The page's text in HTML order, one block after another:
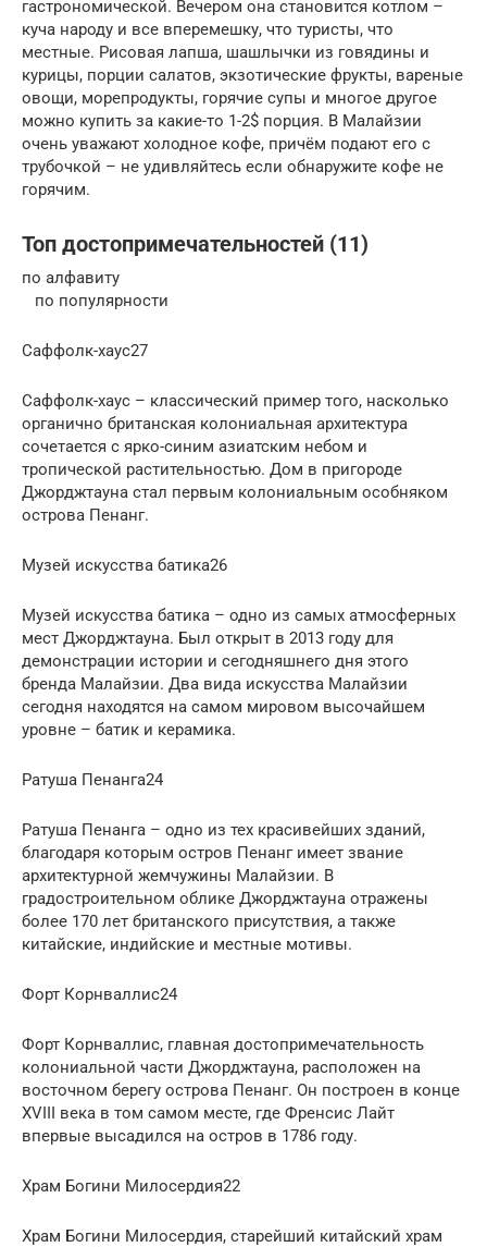
гастрономической. Вечером она становится котлом –
куча народу и все вперемешку, что туристы, что
местные. Рисовая лапша, шашлычки из говядины и
курицы, порции салатов, экзотические фрукты, вареные
овощи, морепродукты, горячие супы и многое другое
можно купить за какие-то 1-2$ порция. В Малайзии
очень уважают холодное кофе, причём подают его с
трубочкой – не удивляйтесь если обнаружите кофе не
горячим.
Топ достопримечательностей (11)
по алфавиту
по популярности
Саффолк-хаус27
Саффолк-хаус – классический пример того, насколько
органично британская колониальная архитектура
сочетается с ярко-синим азиатским небом и
тропической растительностью. Дом в пригороде
Джорджтауна стал первым колониальным особняком
острова Пенанг.
Музей искусства батика26
Музей искусства батика – одно из самых атмосферных
мест Джорджтауна. Был открыт в 2013 году для
демонстрации истории и сегодняшнего дня этого
бренда Малайзии. Два вида искусства Малайзии
сегодня находятся на самом мировом высочайшем
уровне – батик и керамика.
Ратуша Пенанга24
Ратуша Пенанга – одно из тех красивейших зданий,
благодаря которым остров Пенанг имеет звание
архитектурной жемчужины Малайзии. В
градостроительном облике Джорджтауна отражены
более 170 лет британского присутствия, а также
китайские, индийские и местные мотивы.
Форт Корнваллис24
Форт Корнваллис, главная достопримечательность
колониальной части Джорджтауна, расположен на
восточном берегу острова Пенанг. Он построен в конце
XVIII века в том самом месте, где Френсис Лайт
впервые высадился на остров в 1786 году.
Храм Богини Милосердия22
Храм Богини Милосердия, старейший китайский храм